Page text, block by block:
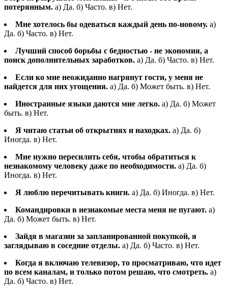
потерянным. а) Да. б) Часто. в) Нет.
Мне хотелось бы одеваться каждый день по-новому. а)
Да. б) Часто. в) Нет.
Лучший способ борьбы с бедностью - не экономия, а
поиск дополнительных заработков. а) Да. б) Часто. в) Нет.
Если ко мне неожиданно нагрянут гости, у меня не
найдется для них угощения. а) Да. б) Может быть. в) Нет.
Иностранные языки даются мне легко. а) Да. б) Может
быть. в) Нет.
Я читаю статьи об открытиях и находках. а) Да. б)
Иногда. в) Нет.
Мне нужно пересилить себя, чтобы обратиться к
незнакомому человеку даже по необходимости. а) Да. б)
Иногда. в) Нет.
Я люблю перечитывать книги. а) Да. б) Иногда. в) Нет.
Командировки в незнакомые места меня не пугают. а)
Да. б) Может быть. в) Нет.
Зайдя в магазин за запланированной покупкой, я
заглядываю в соседние отделы. а) Да. б) Часто. в) Нет.
Когда я включаю телевизор, то просматриваю, что идет
по всем каналам, и только потом решаю, что смотреть. а)
Да. б) Часто. в) Нет.